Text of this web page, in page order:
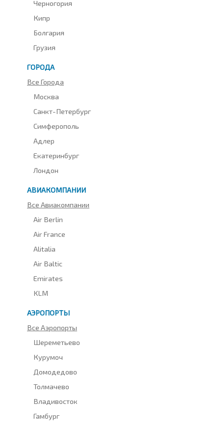
Черногория
Кипр
Болгария
Грузия
ГОРОДА
Все Города
Москва
Санкт-Петербург
Симферополь
Адлер
Екатеринбург
Лондон
АВИАКОМПАНИИ
Все Авиакомпании
Air Berlin
Air France
Alitalia
Air Baltic
Emirates
KLM
АЭРОПОРТЫ
Все Аэропорты
Шереметьево
Курумоч
Домодедово
Толмачево
Владивосток
Гамбург